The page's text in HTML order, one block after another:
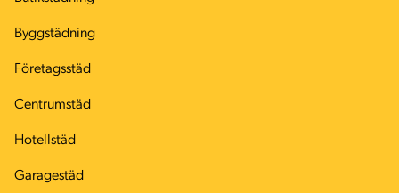
Byggstädning
Företagsstäd
Centrumstäd
Hotellstäd
Garagestäd